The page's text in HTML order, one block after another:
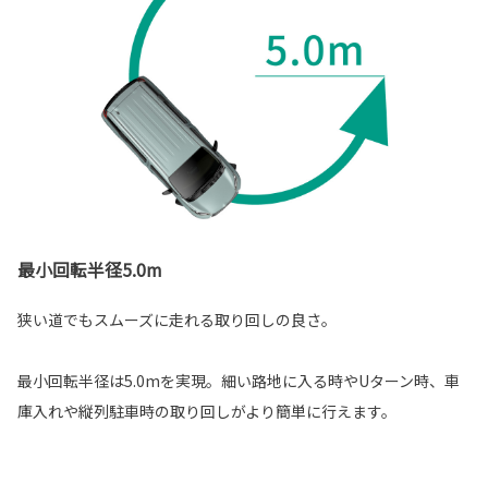
最小回転半径5.0m
狭い道でもスムーズに走れる取り回しの良さ。
最小回転半径は5.0mを実現。細い路地に入る時やUターン時、車
庫入れや縦列駐車時の取り回しがより簡単に行えます。